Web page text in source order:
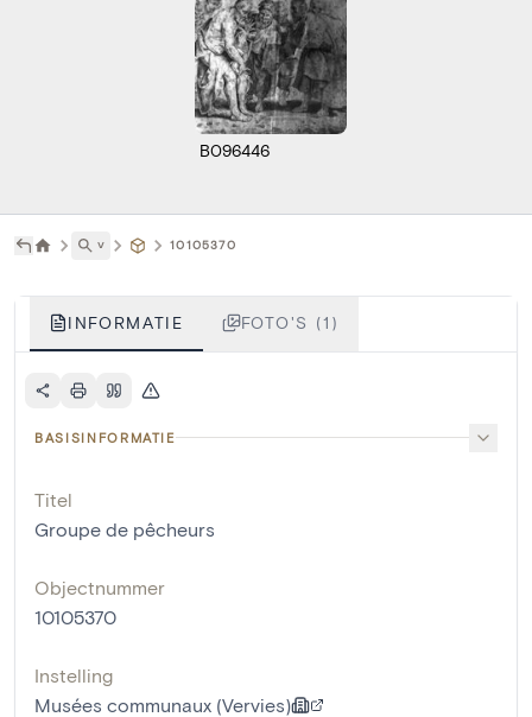
B096446
˅ 10105370
INFORMATIE FOTO'S (1)
BASISINFORMATIE
Titel
Groupe de pêcheurs
Objectnummer
10105370
Instelling
Musées communaux (Vervies)